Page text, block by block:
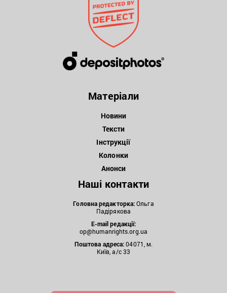
Матеріали
Новини
Тексти
Інструкції
Колонки
Анонси
Наші контакти
Головна редакторка:Ольга
Падірякова
E-mail редакції:
op@humanrights.org.ua
Поштова адреса:04071, м.
Київ, а/с 33